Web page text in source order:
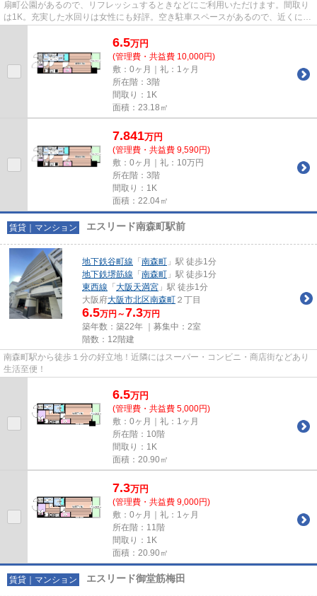
扇町公園があるので、リフレッシュするときなどにご利用いただけます。間取り
は1K。充実した水回りは女性にも好評。空き駐車スペースがあるので、近くに駐
6.5万円
(管理費・共益費 10,000円)
敷：0ヶ月｜礼：1ヶ月
所在階：3階
間取り：1K
面積：23.18㎡
7.841万円
(管理費・共益費 9,590円)
敷：0ヶ月｜礼：10万円
所在階：3階
間取り：1K
面積：22.04㎡
賃貸｜マンション エスリード南森町駅前
地下鉄谷町線 「 南森町 」駅 徒歩1分
地下鉄堺筋線 「 南森町 」駅 徒歩1分
東西線 「 大阪天満宮 」駅 徒歩1分
大阪府大阪市北区南森町 ２丁目
6.5万円～7.3万円
築年数：築22年 ｜募集中： 2室
階数：12階建
南森町駅から徒歩１分の好立地！近隣にはスーパー・コンビニ・商店街などあり
生活至便！
6.5万円
(管理費・共益費 5,000円)
敷：0ヶ月｜礼：1ヶ月
所在階：10階
間取り：1K
面積：20.90㎡
7.3万円
(管理費・共益費 9,000円)
敷：0ヶ月｜礼：1ヶ月
所在階：11階
間取り：1K
面積：20.90㎡
賃貸｜マンション エスリード御堂筋梅田